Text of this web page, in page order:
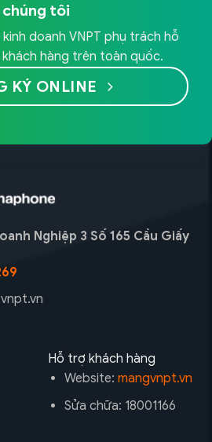
chúng tôi
doanh VNPT phụ trách hỗ
hàng trên toàn quốc.
KÝ ONLINE
Nghiệp 3 Số 165 Cầu Giấy
Hỗ trợ khách hàng
Website: mangvnpt.vn
Sửa chữa: 18001166